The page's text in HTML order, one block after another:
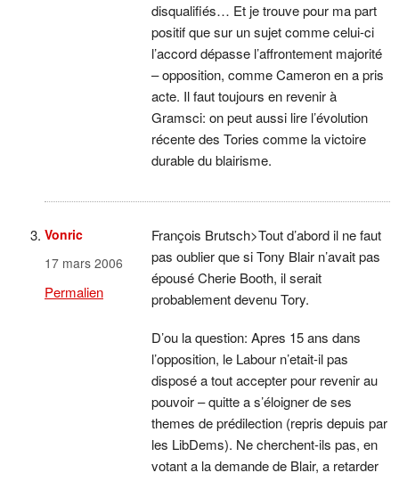
disqualifiés… Et je trouve pour ma part
positif que sur un sujet comme celui-ci
l’accord dépasse l’affrontement majorité
– opposition, comme Cameron en a pris
acte. Il faut toujours en revenir à
Gramsci: on peut aussi lire l’évolution
récente des Tories comme la victoire
durable du blairisme.
Vonric
17 mars 2006
Permalien
François Brutsch>Tout d’abord il ne faut
pas oublier que si Tony Blair n’avait pas
épousé Cherie Booth, il serait
probablement devenu Tory.
D’ou la question: Apres 15 ans dans
l’opposition, le Labour n’etait-il pas
disposé a tout accepter pour revenir au
pouvoir – quitte a s’éloigner de ses
themes de prédilection (repris depuis par
les LibDems). Ne cherchent-ils pas, en
votant a la demande de Blair, a retarder